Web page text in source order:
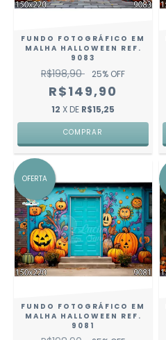
FUNDO FOTOGRÁFICO EM
MALHA HALLOWEEN REF.
9083
R$198,90 25% OFF
R$149,90
12 X DE R$15,25
COMPRAR
OFERTA
FUNDO FOTOGRÁFICO EM
MALHA HALLOWEEN REF.
9081